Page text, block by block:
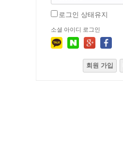
로그인 상태유지
소셜 아이디 로그인
회원 가입